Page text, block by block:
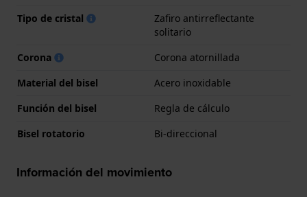
Tipo de cristal
Zafiro antirreflectante
solitario
Corona
Corona atornillada
Material del bisel
Acero inoxidable
Función del bisel
Regla de cálculo
Bisel rotatorio
Bi-direccional
Información del movimiento